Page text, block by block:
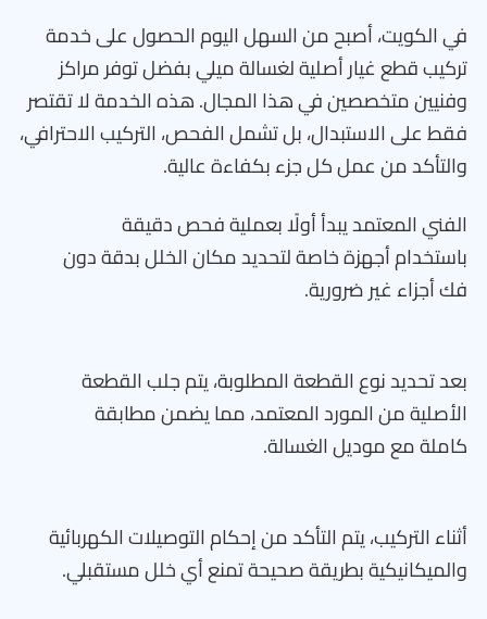
في الكويت، أصبح من السهل اليوم الحصول على خدمة
تركيب قطع غيار أصلية لغسالة ميلي بفضل توفر مراكز
وفنيين متخصصين في هذا المجال. هذه الخدمة لا تقتصر
فقط على الاستبدال، بل تشمل الفحص، التركيب الاحترافي،
والتأكد من عمل كل جزء بكفاءة عالية.
الفني المعتمد يبدأ أولًا بعملية فحص دقيقة
باستخدام أجهزة خاصة لتحديد مكان الخلل بدقة دون
فك أجزاء غير ضرورية.
بعد تحديد نوع القطعة المطلوبة، يتم جلب القطعة
الأصلية من المورد المعتمد، مما يضمن مطابقة
كاملة مع موديل الغسالة.
أثناء التركيب، يتم التأكد من إحكام التوصيلات الكهربائية
والميكانيكية بطريقة صحيحة تمنع أي خلل مستقبلي.